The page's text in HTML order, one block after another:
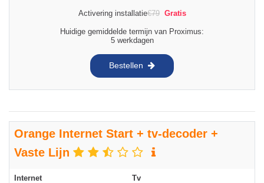
Activering installatie€79 Gratis
Huidige gemiddelde termijn van Proximus:
5 werkdagen
Bestellen
Orange Internet Start + tv-decoder +
Vaste Lijn
Internet
Tv